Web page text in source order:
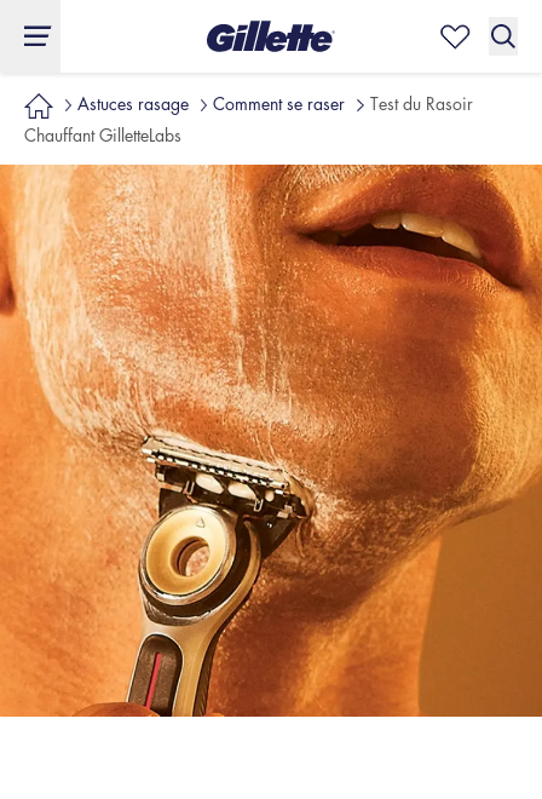
Astuces rasage Comment se raser
Test du Rasoir
Chauffant GilletteLabs